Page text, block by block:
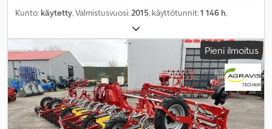
Kunto: käytetty, Valmistusvuosi:2015, käyttötunnit:1 146 h,
Pieni ilmoitus